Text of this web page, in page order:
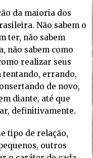
da maioria dos
Não sabem o
ter, não sabem
não sabem como
realizar seus
tentando, errando,
de novo,
diante, até que
definitivamente.
tipo de relação,
outros